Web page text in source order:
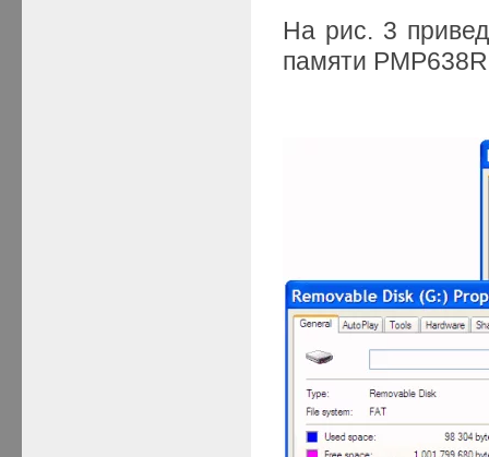
На рис. 3
памяти